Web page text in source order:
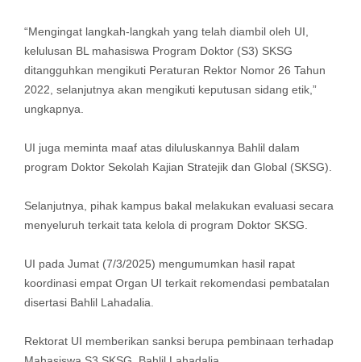
“Mengingat langkah-langkah yang telah diambil oleh UI,
kelulusan BL mahasiswa Program Doktor (S3) SKSG
ditangguhkan mengikuti Peraturan Rektor Nomor 26 Tahun
2022, selanjutnya akan mengikuti keputusan sidang etik,”
ungkapnya.
UI juga meminta maaf atas diluluskannya Bahlil dalam
program Doktor Sekolah Kajian Stratejik dan Global (SKSG).
Selanjutnya, pihak kampus bakal melakukan evaluasi secara
menyeluruh terkait tata kelola di program Doktor SKSG.
UI pada Jumat (7/3/2025) mengumumkan hasil rapat
koordinasi empat Organ UI terkait rekomendasi pembatalan
disertasi Bahlil Lahadalia.
Rektorat UI memberikan sanksi berupa pembinaan terhadap